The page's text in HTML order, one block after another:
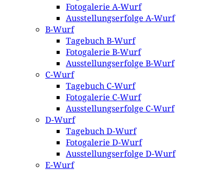
Fotogalerie A-Wurf
Ausstellungserfolge A-Wurf
B-Wurf
Tagebuch B-Wurf
Fotogalerie B-Wurf
Ausstellungserfolge B-Wurf
C-Wurf
Tagebuch C-Wurf
Fotogalerie C-Wurf
Ausstellungserfolge C-Wurf
D-Wurf
Tagebuch D-Wurf
Fotogalerie D-Wurf
Ausstellungserfolge D-Wurf
E-Wurf